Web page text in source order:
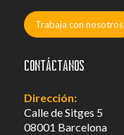
Trabaja con nosotros
Contáctanos
Dirección:
Calle de Sitges 5
08001 Barcelona